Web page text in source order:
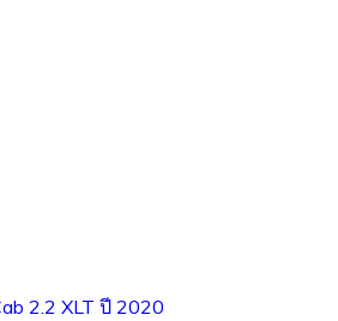
2.2 XLT ปี 2020